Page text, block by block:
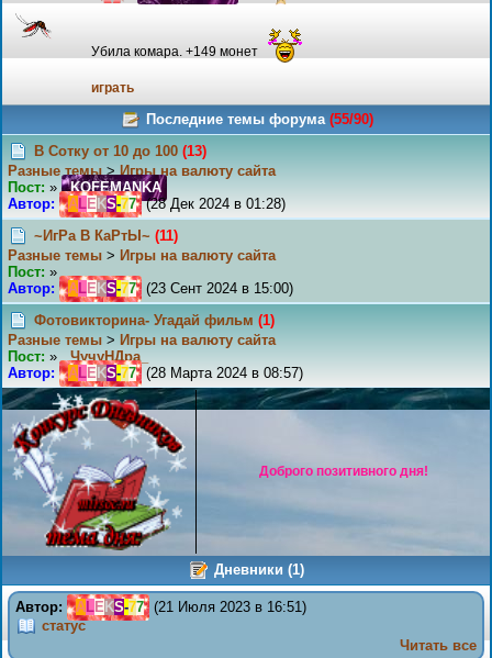
Убила комара. +149 монет
играть
Последние темы форума (55/90)
В Сотку от 10 до 100 (13)
Разные темы>Игры на валюту сайта
Пост: » KOFEMANKA
Автор:
A LE KS-77 (28 Дек 2024 в 01:28)
~ИгРа В КаРтЫ~ (11)
Разные темы > Игры на валюту сайта
Пост: » ______
Автор:
A LE KS-77 (23 Сент 2024 в 15:00)
Фотовикторина- Угадай фильм (1)
Разные темы > Игры на валюту сайта
Пост: » ЧучуНДра_
Автор:
A LE KS-77 (28 Марта 2024 в 08:57)
Доброго позитивного дня!
Дневники (1)
Автор: A LE KS-77 (21 Июля 2023 в 16:51)
статус
Читать все